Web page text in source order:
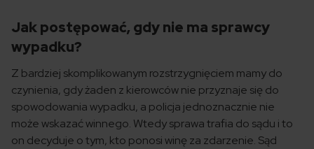
Jak postępować, gdy nie ma sprawcy
wypadku?
Z bardziej skomplikowanym rozstrzygnięciem mamy do
czynienia, gdy żaden z kierowców nie przyznaje się do
spowodowania wypadku, a policja jednoznacznie nie
może wskazać winnego. Wtedy sprawa trafia do sądu i to
on decyduje o tym, kto ponosi winę za zdarzenie. Sąd